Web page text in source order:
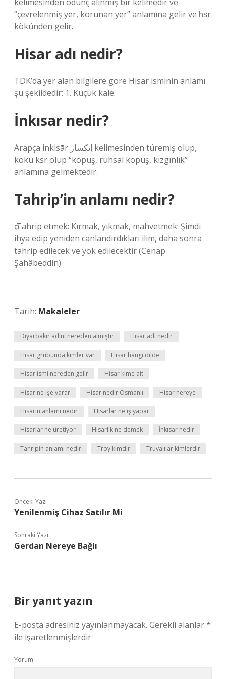
“çevrelenmiş yer, korunan yer” anlamına gelir ve ḥṣr
kökünden gelir.
Hisar adı nedir?
TDK’da yer alan bilgilere göre Hisar isminin anlamı
şu şekildedir: 1. Küçük kale.
İnkısar nedir?
Arapça inkisār اِنكسار kelimesinden türemiş olup,
kökü ksr olup “kopuş, ruhsal kopuş, kızgınlık”
anlamına gelmektedir.
Tahrip’in anlamı nedir?
ѻ Tahrip etmek: Kırmak, yıkmak, mahvetmek: Şimdi
ihya edip yeniden canlandırdıkları ilim, daha sonra
tahrip edilecek ve yok edilecektir (Cenap
Şahâbeddin).
Tarih: Makaleler
Diyarbakır adını nereden almıştır Hisar adı nedir
Hisar grubunda kimler var Hisar hangi dilde
Hisar ismi nereden gelir Hisar kime ait
Hisar ne işe yarar Hisar nedir Osmanlı Hisar nereye
Hisarın anlamı nedir Hisarlar ne iş yapar
Hisarlar ne üretiyor Hisarlık ne demek İnkısar nedir
Tahripin anlamı nedir Troy kimdir Truvalılar kimlerdir
Önceki Yazı
Yenilenmiş Cihaz Satılır Mi
Sonraki Yazı
Gerdan Nereye Bağlı
Bir yanıt yazın
E-posta adresiniz yayınlanmayacak. Gerekli alanlar*
ile işaretlenmişlerdir
Yorum